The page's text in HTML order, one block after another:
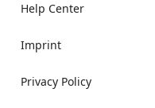
Help Center
Imprint
Privacy Policy